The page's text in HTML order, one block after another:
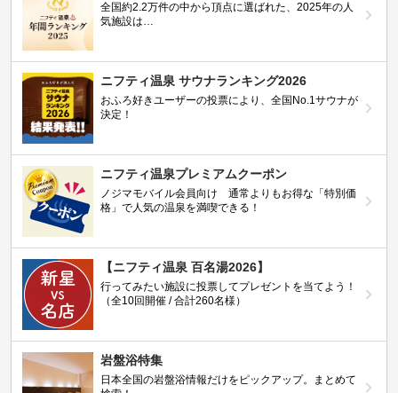
全国約2.2万件の中から頂点に選ばれた、2025年の人
気施設は…
ニフティ温泉 サウナランキング2026
おふろ好きユーザーの投票により、全国No.1サウナが
決定！
ニフティ温泉プレミアムクーポン
ノジマモバイル会員向け 通常よりもお得な「特別価
格」で人気の温泉を満喫できる！
【ニフティ温泉 百名湯2026】
行ってみたい施設に投票してプレゼントを当てよう！
（全10回開催 / 合計260名様）
岩盤浴特集
日本全国の岩盤浴情報だけをピックアップ。まとめて